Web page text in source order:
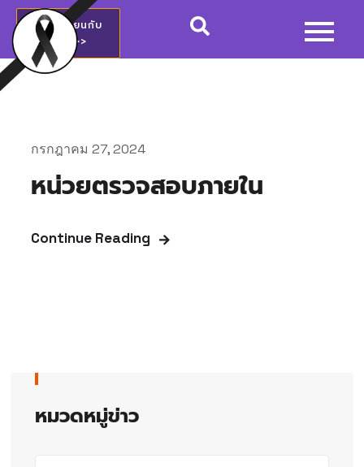
สมัครเรียนกับ
วชช.>>
กรกฎาคม 27, 2024
หน่วยตรวจสอบภายใน
Continue Reading
หมวดหมู่ข่าว